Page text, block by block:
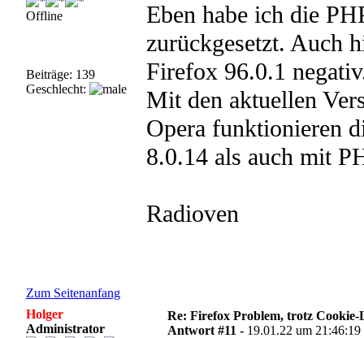
Offline
Beiträge: 139
Geschlecht:
Eben habe ich die
zurückgesetzt. Auch
Firefox 96.0.1
Mit den aktuellen
Opera funktionieren
8.0.14 als auch mit
Radioven
Zum Seitenanfang
Holger
Administrator
Re: Firefox Problem, trotz Cookie-
Antwort #11 - 19.01.22 um 21:46:19